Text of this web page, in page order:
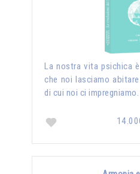
La nostra vita psichica
che noi lasciamo
di cui noi ci